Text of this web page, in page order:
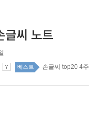
글씨 노트
베스트 손글씨 top20 4주